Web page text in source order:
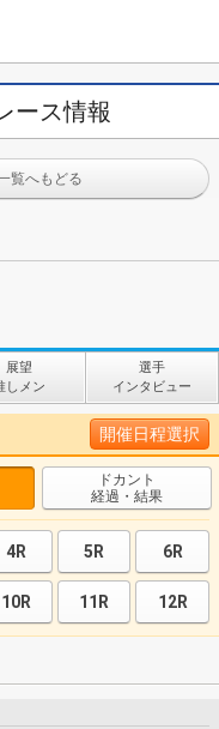
ース情報
覧へもどる
展望
しメン
選手
インタビュー
開催日程選択
ドカント
経過・結果
4R 5R 6R
10R 11R 12R